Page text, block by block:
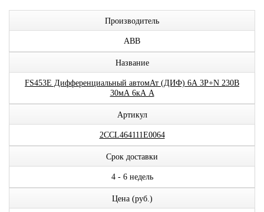
Производитель
ABB
Название
FS453E Дифференциальный автомАт (ДИФ) 6А 3P+N 230В
30мА 6кА A
Артикул
2CCL464111E0064
Срок доставки
4 - 6 недель
Цена (руб.)